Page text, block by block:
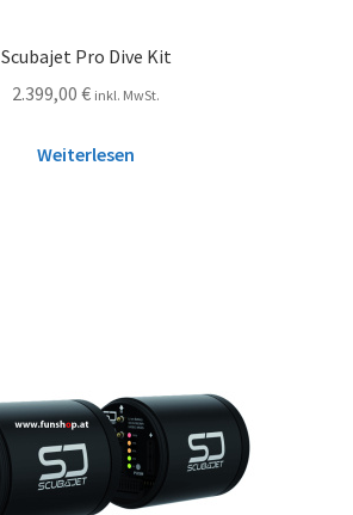
Scubajet Pro Dive Kit
2.399,00 € inkl. MwSt.
Weiterlesen